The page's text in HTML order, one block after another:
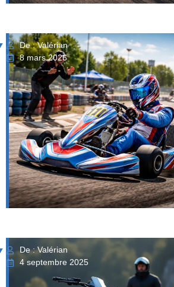
De : Valérian
8 mars 2026
De : Valérian
4 septembre 2025